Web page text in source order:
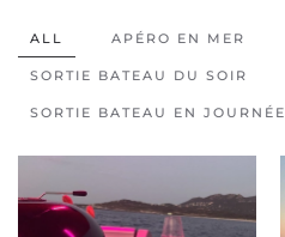
ALL APÉRO EN MER
SORTIE BATEAU DU SOIR
SORTIE BATEAU EN JOURNÉE